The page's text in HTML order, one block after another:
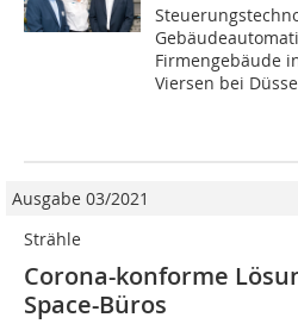
Firmengebäude
Viersen bei
Ausgabe 03/2021
Strähle
Corona-konforme
Space-Büros